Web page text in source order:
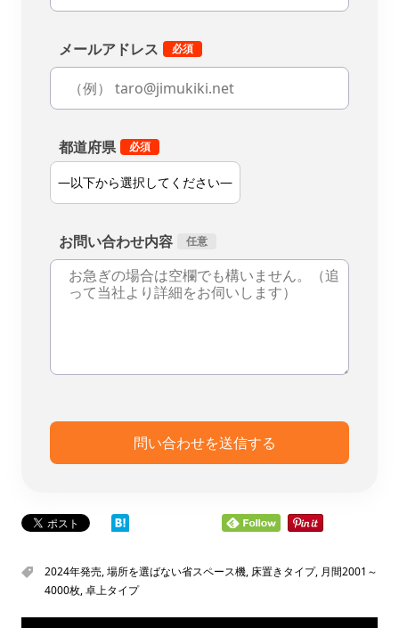
メールアドレス
都道府県
お問い合わせ内容
2024年発売,場所を選ばない省スペース機, 床置きタイプ, 月間2001～
4000枚,卓上タイプ